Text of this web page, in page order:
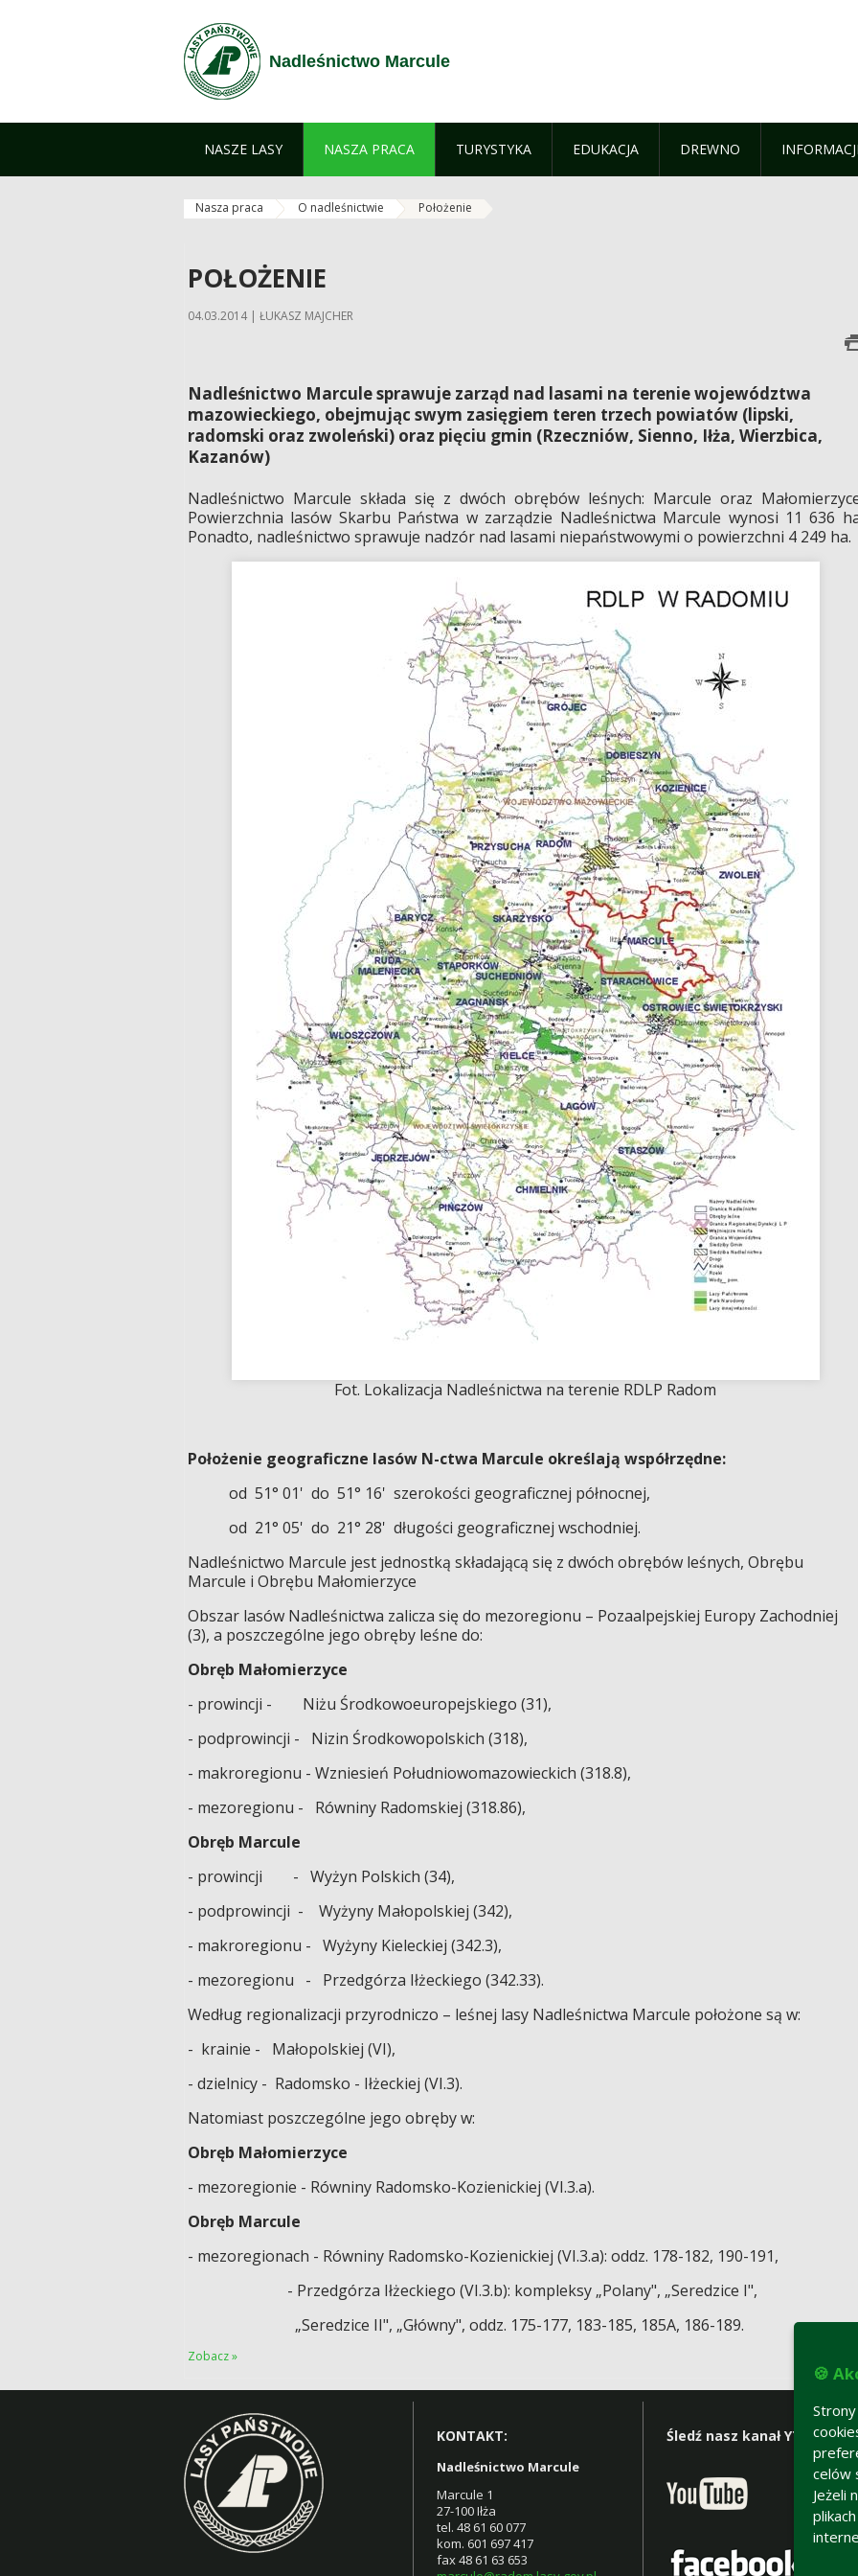
Nadleśnictwo Marcule
NASZE LASY NASZA PRACA TURYSTYKA EDUKACJA DREWNO
Nasza praca O nadleśnictwie Położenie
POŁOŻENIE
04.03.2014 | ŁUKASZ MAJCHER
Nadleśnictwo Marcule sprawuje zarząd nad lasami na terenie województwa
mazowieckiego, obejmując swym zasięgiem teren trzech powiatów (lipski,
radomski oraz zwoleński) oraz pięciu gmin (Rzeczniów, Sienno, Iłża, Wierzbica,
Kazanów)
Nadleśnictwo Marcule składa się z dwóch obrębów leśnych: Marcule oraz
Powierzchnia lasów Skarbu Państwa w zarządzie Nadleśnictwa Marcule wynosi 11 636
Ponadto, nadleśnictwo sprawuje nadzór nad lasami niepaństwowymi o powierzchni 4 249 ha.
Fot. Lokalizacja Nadleśnictwa na terenie RDLP Radom
Położenie geograficzne lasów N-ctwa Marcule określają współrzędne:
od 51° 01' do 51° 16' szerokości geograficznej północnej,
od 21° 05' do 21° 28' długości geograficznej wschodniej.
Nadleśnictwo Marcule jest jednostką składającą się z dwóch obrębów leśnych, Obrębu
Marcule i Obrębu Małomierzyce
Obszar lasów Nadleśnictwa zalicza się do mezoregionu – Pozaalpejskiej Europy Zachodniej
(3), a poszczególne jego obręby leśne do:
Obręb Małomierzyce
- prowincji - Niżu Środkowoeuropejskiego (31),
- podprowincji - Nizin Środkowopolskich (318),
- makroregionu - Wzniesień Południowomazowieckich (318.8),
- mezoregionu - Równiny Radomskiej (318.86),
Obręb Marcule
- prowincji - Wyżyn Polskich (34),
- podprowincji - Wyżyny Małopolskiej (342),
- makroregionu - Wyżyny Kieleckiej (342.3),
- mezoregionu - Przedgórza Iłżeckiego (342.33).
Według regionalizacji przyrodniczo – leśnej lasy Nadleśnictwa Marcule położone są w:
- krainie - Małopolskiej (VI),
- dzielnicy - Radomsko - Iłżeckiej (VI.3).
Natomiast poszczególne jego obręby w:
Obręb Małomierzyce
- mezoregionie - Równiny Radomsko-Kozienickiej (VI.3.a).
Obręb Marcule
- mezoregionach - Równiny Radomsko-Kozienickiej (VI.3.a): oddz. 178-182, 190-191,
- Przedgórza Iłżeckiego (VI.3.b): kompleksy „Polany", „Seredzice I",
„Seredzice II", „Główny", oddz. 175-177, 183-185, 185A, 186-189.
Zobacz »
KONTAKT:
Nadleśnictwo Marcule
Marcule 1
27-100 Iłża
tel. 48 61 60 077
kom. 601 697 417
fax 48 61 63 653
Śledź nasz kanał YT:
🍪
celów
Jeżeli